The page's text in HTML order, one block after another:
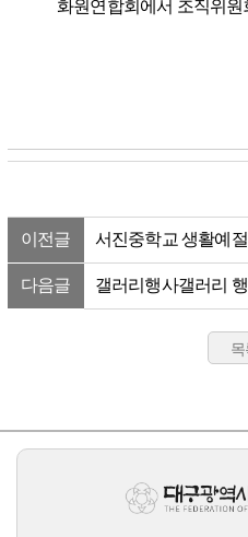
화원연합회에서 조직위
이전글 서진중학교 생활예
다음글
갤러리행사갤러리
2016.04.25 20:54 제